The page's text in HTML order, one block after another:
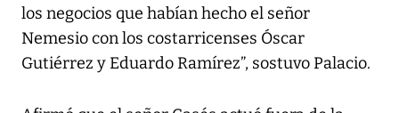
los negocios que habían hecho el señor
Nemesio con los costarricenses Óscar
Gutiérrez y Eduardo Ramírez”, sostuvo Palacio.